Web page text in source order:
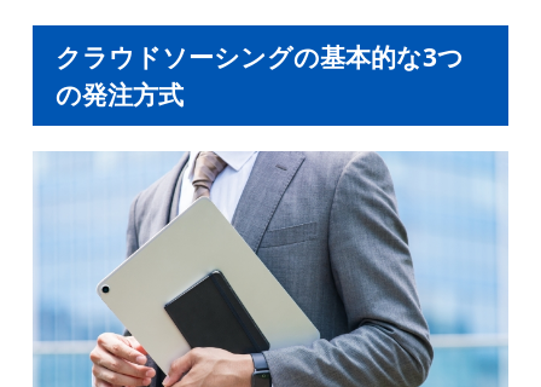
クラウドソーシングの基本的な3つ
の発注方式